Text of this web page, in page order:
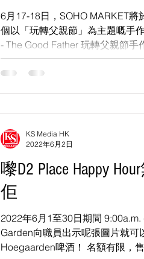
料(送完即止)
6月17-18日，SOHO MARKET將
個以「玩轉父親節」為主題嘅手
- The Good Father 玩轉父親節手
玩味創意嘅手作攤檔參與，售賣
餅、服飾...
嚟D2 Place Happy
佢
2022年6月1至30日期間
Garden向職員出示呢張圖片就可
Hoegaarden啤酒！ 名額有限，
KS Media HK
2022年6月2日